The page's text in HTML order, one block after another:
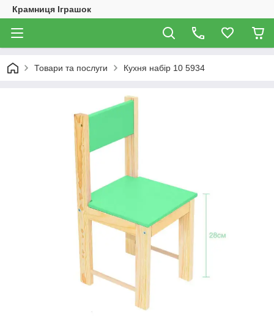
Крамниця Іграшок
Товари та послуги Кухня набір 10 5934